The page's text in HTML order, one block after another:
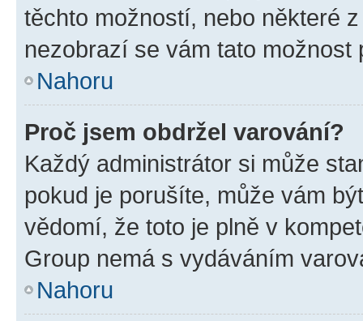
těchto možností, nebo některé
nezobrazí se vám tato
Nahoru
Proč jsem obdržel varování?
Každý administrátor si může
pokud je porušíte, může vám
vědomí, že toto je plně v
Group nemá s vydáváním
Nahoru